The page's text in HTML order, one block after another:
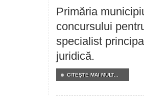
Primăria
concursului
specialist
juridică.
CITEŞTE MAI MULT...